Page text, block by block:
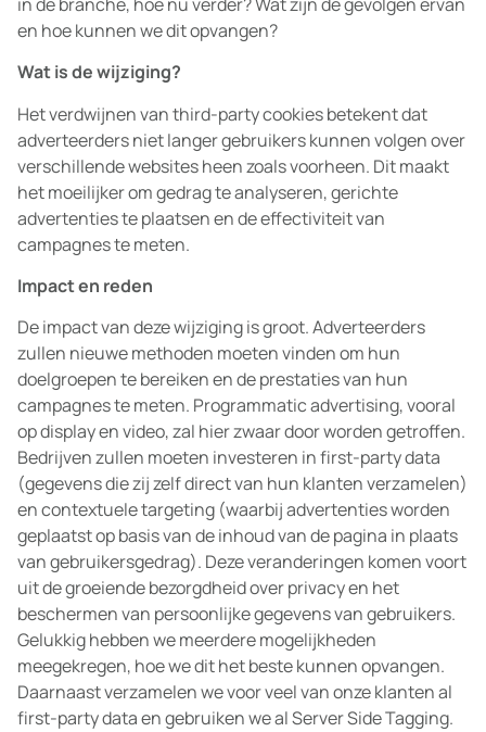
en hoe kunnen we dit opvangen?
Wat is de wijziging?
Het verdwijnen van third-party cookies betekent dat
adverteerders niet langer gebruikers kunnen volgen over
verschillende websites heen zoals voorheen. Dit maakt
het moeilijker om gedrag te analyseren, gerichte
advertenties te plaatsen en de effectiviteit van
campagnes te meten.
Impact en reden
De impact van deze wijziging is groot. Adverteerders
zullen nieuwe methoden moeten vinden om hun
doelgroepen te bereiken en de prestaties van hun
campagnes te meten. Programmatic advertising, vooral
op display en video, zal hier zwaar door worden getroffen.
Bedrijven zullen moeten investeren in first-party data
(gegevens die zij zelf direct van hun klanten verzamelen)
en contextuele targeting (waarbij advertenties worden
geplaatst op basis van de inhoud van de pagina in plaats
van gebruikersgedrag). Deze veranderingen komen voort
uit de groeiende bezorgdheid over privacy en het
beschermen van persoonlijke gegevens van gebruikers.
Gelukkig hebben we meerdere mogelijkheden
meegekregen, hoe we dit het beste kunnen opvangen.
Daarnaast verzamelen we voor veel van onze klanten al
first-party data en gebruiken we al Server Side Tagging.